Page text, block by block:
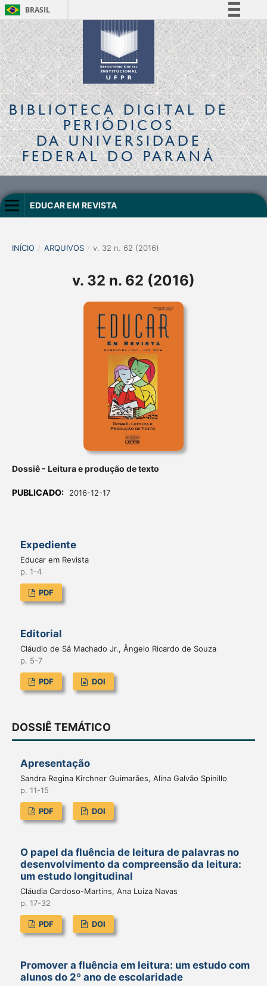
BRASIL
Simplifique!
Comunica BR
Participe
Acesso à informação
Legislação
Canais
BIBLIOTECA DIGITALDE
PERIÓDICOS
DA UNIVERSIDADE
FEDERAL DO PARANÁ
EDUCAR EM REVISTA
INÍCIO / ARQUIVOS / v. 32 n. 62 (2016)
v. 32 n. 62 (2016)
Dossiê - Leitura e produção de texto
PUBLICADO: 2016-12-17
Expediente
Educar em Revista
p. 1-4
PDF
Editorial
Cláudio de Sá Machado Jr., Ângelo Ricardo de Souza
p. 5-7
PDF DOI
DOSSIÊ TEMÁTICO
Apresentação
Sandra Regina Kirchner Guimarães, Alina Galvão Spinillo
p. 11-15
PDF DOI
O papel da fluência de leitura de palavras no
desenvolvimento da compreensão da leitura:
um estudo longitudinal
Cláudia Cardoso-Martins, Ana Luiza Navas
p. 17-32
PDF DOI
Promover a fluência em leitura: um estudo com
alunos do 2º ano de escolaridade